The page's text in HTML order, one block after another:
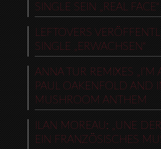
SINGLE SEIN „REAL FACE“
LEFTOVERS
SINGLE „ERWACHSEN“
ANNA TUR REMIXES „I’M
PAUL OAKENFOLD AND
MUSHROOM ANTHEM
ILAN MOREAU: „UNE
EIN FRANZÖSISCHES